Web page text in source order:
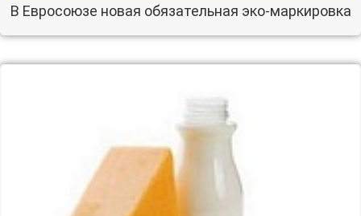
В Евросоюзе новая обязательная эко-маркировка